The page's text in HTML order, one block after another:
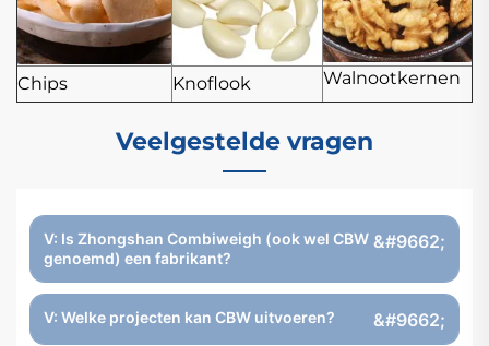
Chips Knoflook Walnootkernen
Veelgestelde vragen
V: Is Zhongshan Combiweigh (ook wel CBW
genoemd) een fabrikant?
V: Welke projecten kan CBW uitvoeren?